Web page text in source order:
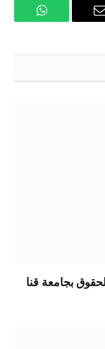
البريد
واتساب
بجامعة قنا